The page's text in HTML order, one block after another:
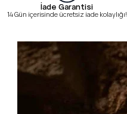
İade Garantisi
14 Gün içerisinde ücretsiz iade kolaylığı!